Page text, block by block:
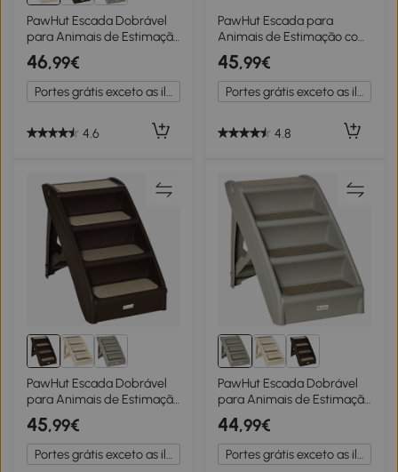
PawHut Escada Dobrável
para Animais de Estimação
de 4 Degraus para Cães
Gatos Portátil com Tapetes
Antiderrapantes para
Cama Sofá Carga 20kg
46,99€
Portes grátis exceto as ilhas
4.6
PawHut Escada para
Animais de Estimação com
3 Degraus para Cães Gatos
com Espaço de
Armazenamento
63,5x42,5x40,5 cm Cinza
45,99€
Portes grátis exceto as ilhas
4.8
PawHut Escada Dobrável
para Animais de Estimação
de 4 Degraus Portátil com
Tapetes Antiderrapantes
62x38x49,5cm Marrom
Escuro
45,99€
Portes grátis exceto as ilhas
PawHut Escada Dobrável
para Animais de Estimação
de 4 Degraus Portátil com
Tapetes Antiderrapantes
62x38x49,5cm Cinza
44,99€
Portes grátis exceto as ilhas